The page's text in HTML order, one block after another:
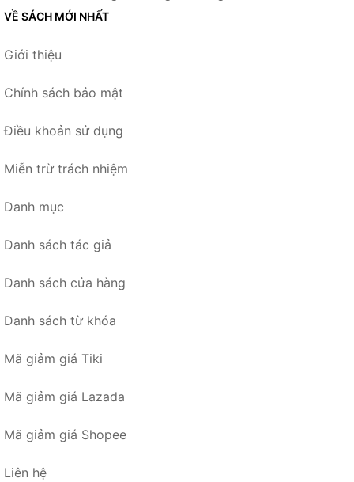
VỀ SÁCH MỚI NHẤT
Giới thiệu
Chính sách bảo mật
Điều khoản sử dụng
Miễn trừ trách nhiệm
Danh mục
Danh sách tác giả
Danh sách cửa hàng
Danh sách từ khóa
Mã giảm giá Tiki
Mã giảm giá Lazada
Mã giảm giá Shopee
Liên hệ